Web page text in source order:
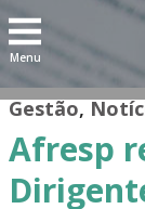
Menu
Gestão,
Afresp